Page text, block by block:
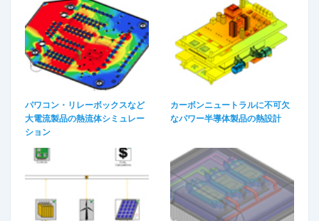
パワコン・リレーボックスなど
大電流製品の熱流体シミュレー
ション
カーボンニュートラルに不可欠
なパワー半導体製品の熱設計